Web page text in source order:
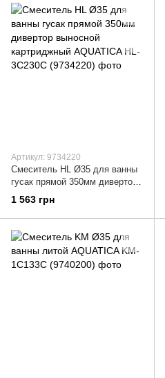
Артикул: 9734220
Смеситель HL Ø35 для ванны
гусак прямой 350мм дивертор
выносной картриджный
AQUATICA HL-3C230C
(9734220)
1 563 грн